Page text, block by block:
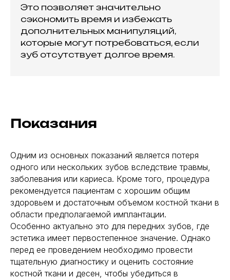
Это позволяет значительно
сэкономить время и избежать
дополнительных манипуляций,
которые могут потребоваться, если
зуб отсутствует долгое время.
Показания
Одним из основных показаний является потеря
одного или нескольких зубов вследствие травмы,
заболевания или кариеса. Кроме того, процедура
рекомендуется пациентам с хорошим общим
здоровьем и достаточным объемом костной ткани в
области предполагаемой имплантации.
Особенно актуально это для передних зубов, где
эстетика имеет первостепенное значение. Однако
перед ее проведением необходимо провести
тщательную диагностику и оценить состояние
костной ткани и десен, чтобы убедиться в